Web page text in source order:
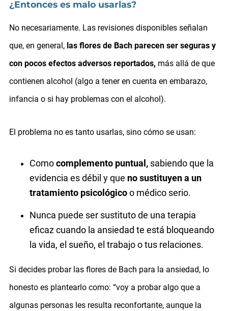
¿Entonces es malo usarlas?
No necesariamente. Las revisiones disponibles señalan
que, en general, las flores de Bach parecen ser seguras y
con pocos efectos adversos reportados, más allá de que
contienen alcohol (algo a tener en cuenta en embarazo,
infancia o si hay problemas con el alcohol).
El problema no es tanto usarlas, sino cómo se usan:
Como complemento puntual,sabiendo que la
evidencia es débil y que no sustituyen a un
tratamiento psicológicoo médico serio.
Nunca puede ser sustituto de una terapia
eficaz cuando la ansiedad te está bloqueando
la vida, el sueño, el trabajo o tus relaciones.
Si decides probar las flores de Bach para la ansiedad, lo
honesto es plantearlo como: “voy a probar algo que a
algunas personas les resulta reconfortante, aunque la